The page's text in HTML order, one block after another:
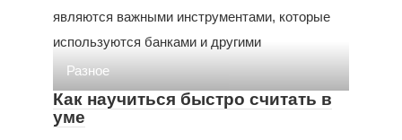
являются важными инструментами, которые
используются банками и другими
Разное
Как научиться быстро считать в
уме